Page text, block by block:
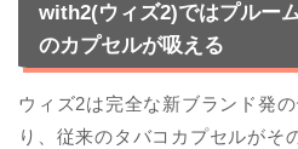
with2(ウィズ2)ではプルー
のカプセルが吸える
ウィズ2は完全な新ブランド発
り、従来のタバコカプセルがそ